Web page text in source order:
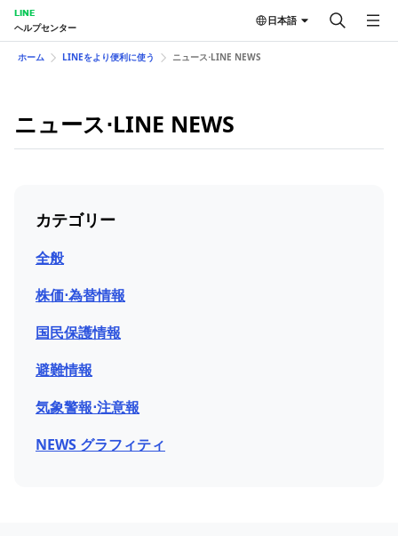
LINE
ヘルプセンター
日本語
ホーム LINEをより便利に使う ニュース⋅LINE NEWS
ニュース⋅LINE NEWS
カテゴリー
全般
株価⋅為替情報
国民保護情報
避難情報
気象警報⋅注意報
NEWS グラフィティ